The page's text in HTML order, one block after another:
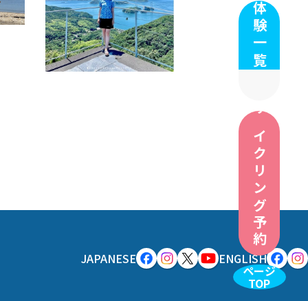
JAPANESE ENGLISH
体験一覧
サイクリング予約
ページ
TOP